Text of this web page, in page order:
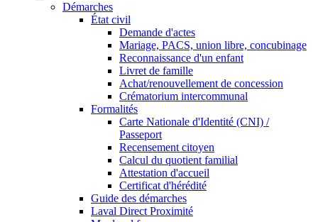
Démarches
État civil
Demande d'actes
Mariage, PACS, union libre, concubinage
Reconnaissance d'un enfant
Livret de famille
Achat/renouvellement de concession
Crématorium intercommunal
Formalités
Carte Nationale d'Identité (CNI) /
Passeport
Recensement citoyen
Calcul du quotient familial
Attestation d'accueil
Certificat d'hérédité
Guide des démarches
Laval Direct Proximité